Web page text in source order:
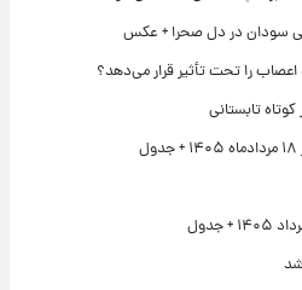
سودان در دل صحرا + عکس
را تحت تأثیر قرار می‌دهد؟
تابستانی